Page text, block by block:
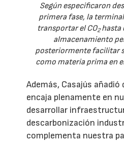
Según especificaron
primera fase, la
transportar el CO2hasta
almacenamiento
posteriormente facilitar
como materia prima en
Además, Casajús
encaja plenamente en
desarrollar
descarbonización
complementa nuestra